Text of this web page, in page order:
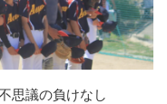
思議の負けなし